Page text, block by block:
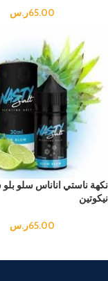
65.00ر.س
نكهة ناستي اناناس سلو
نيكوتين
65.00ر.س